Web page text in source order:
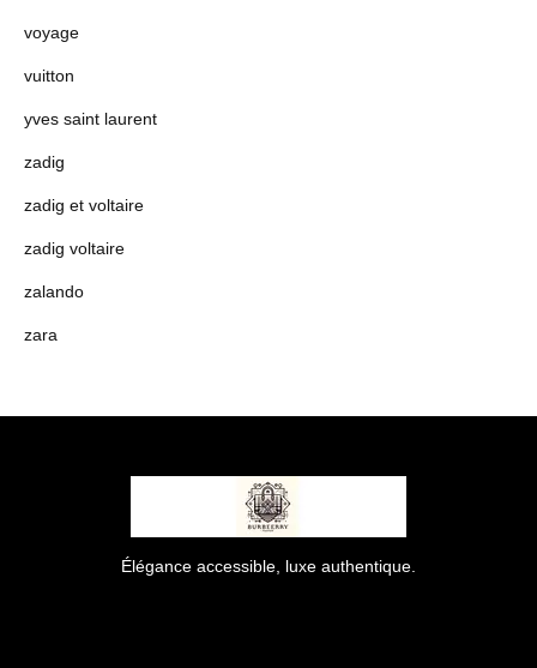
voyage
vuitton
yves saint laurent
zadig
zadig et voltaire
zadig voltaire
zalando
zara
Élégance accessible, luxe authentique.